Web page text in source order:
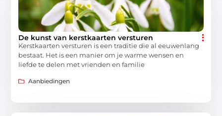
De kunst van kerstkaarten versturen
Kerstkaarten versturen is een traditie die al eeuwenlang
bestaat. Het is een manier om je warme wensen en
liefde te delen met vrienden en familie
Aanbiedingen